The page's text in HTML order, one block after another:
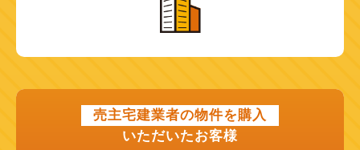
売主宅建業者の物件を購入
いただいたお客様